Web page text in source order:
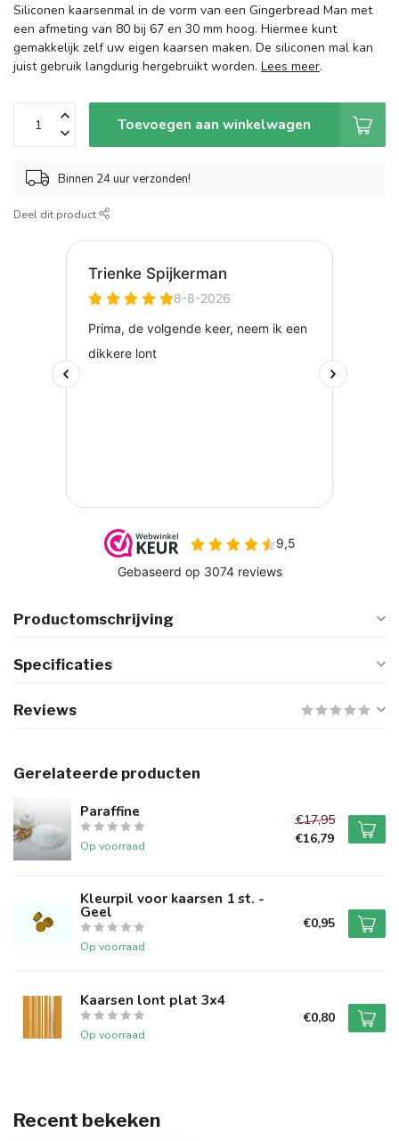
Siliconen kaarsenmal in de vorm van een Gingerbread Man met
een afmeting van 80 bij 67 en 30 mm hoog. Hiermee kunt
gemakkelijk zelf uw eigen kaarsen maken. De siliconen mal kan
juist gebruik langdurig hergebruikt worden. Lees meer.
Toevoegen aan winkelwagen
Binnen 24 uur verzonden!
Deel dit product
Productomschrijving
Specificaties
Reviews
Gerelateerde producten
Paraffine
Op voorraad
€17,95
€16,79
Kleurpil voor kaarsen 1 st. -
Geel
Op voorraad
€0,95
Kaarsen lont plat 3x4
Op voorraad
€0,80
Recent bekeken